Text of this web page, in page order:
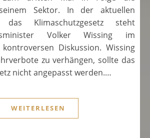
Sektor. In der aktuellen
Klimaschutzgesetz steht
Volker Wissing im
Diskussion. Wissing
zu verhängen, sollte das
nicht angepasst werden.…
WEITERLESEN